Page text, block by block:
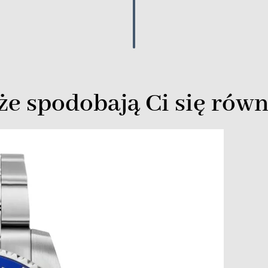
spodobają Ci się